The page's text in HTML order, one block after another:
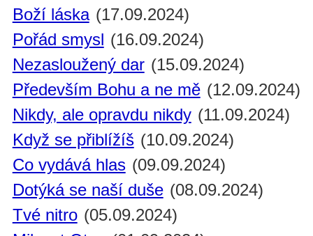
Boží láska (17.09.2024)
Pořád smysl (16.09.2024)
Nezasloužený dar (15.09.2024)
Především Bohu a ne mě (12.09.2024)
Nikdy, ale opravdu nikdy (11.09.2024)
Když se přiblížíš (10.09.2024)
Co vydává hlas (09.09.2024)
Dotýká se naší duše (08.09.2024)
Tvé nitro (05.09.2024)